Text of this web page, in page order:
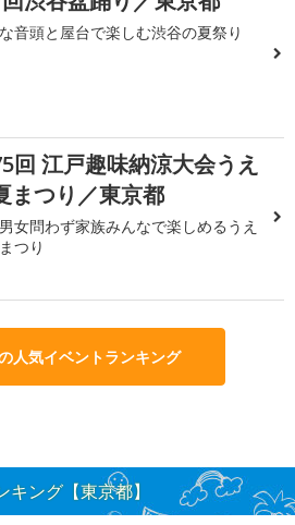
音頭と屋台で楽しむ渋谷の夏祭り
回 江戸趣味納涼大会うえ
まつり／東京都
女問わず家族みんなで楽しめるうえ
つり
人気イベントランキング
ング【東京都】